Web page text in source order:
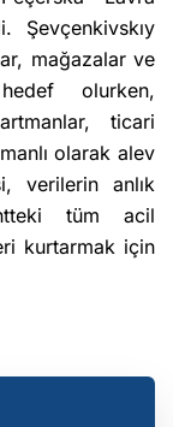
Şevçenkivskıy
mağazalar ve
olurken,
ticari
olarak alev
verilerin anlık
tüm acil
kurtarmak için